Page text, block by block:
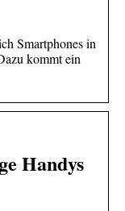
Smartphones in
kommt ein
Handys